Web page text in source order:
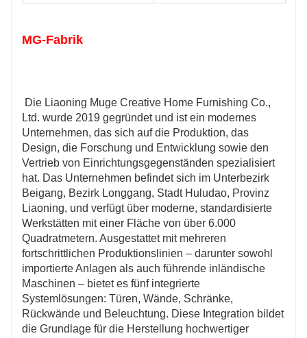
MG-Fabrik
Ltd. wurde 2019 gegründet und ist ein modernes
Unternehmen, das sich auf die Produktion, das
Design, die Forschung und Entwicklung sowie den
Vertrieb von Einrichtungsgegenständen spezialisiert
hat. Das Unternehmen befindet sich im Unterbezirk
Beigang, Bezirk Longgang, Stadt Huludao, Provinz
Liaoning, und verfügt über moderne, standardisierte
Werkstätten mit einer Fläche von über 6.000
Quadratmetern. Ausgestattet mit mehreren
fortschrittlichen Produktionslinien – darunter sowohl
importierte Anlagen als auch führende inländische
Maschinen – bietet es fünf integrierte
Systemlösungen: Türen, Wände, Schränke,
Rückwände und Beleuchtung. Diese Integration bildet
die Grundlage für die Herstellung hochwertiger